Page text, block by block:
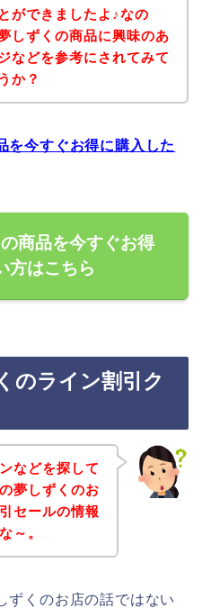
ができましたよ♪なの
しずくの商品に興味のあ
などを参考にされてみて
か？
を今すぐお得に購入した
商品を今すぐお得
方はこちら
のライン割引ク
などを探して
夢しずくのお
セールの情報
～。
ずくのお店の話ではない